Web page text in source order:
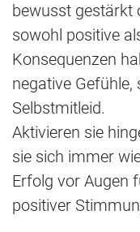
bewusst gestärkt
sowohl positive
Konsequenzen
negative
Selbstmitleid.
Aktivieren sie
sie sich immer
Erfolg vor Augen
positiver